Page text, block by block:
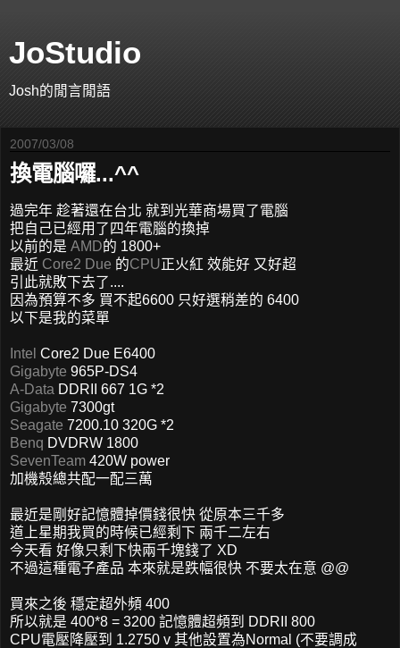
JoStudio
Josh的閒言閒語
2007/03/08
換電腦囉...^^
過完年 趁著還在台北 就到光華商場買了電腦
把自己已經用了四年電腦的換掉
以前的是 AMD的 1800+
最近 Core2 Due 的CPU正火紅 效能好 又好超
引此就敗下去了....
因為預算不多 買不起6600 只好選稍差的 6400
以下是我的菜單
Intel Core2 Due E6400
Gigabyte 965P-DS4
A-Data DDRII 667 1G *2
Gigabyte 7300gt
Seagate 7200.10 320G *2
Benq DVDRW 1800
SevenTeam 420W power
加機殼總共配一配三萬
最近是剛好記憶體掉價錢很快 從原本三千多
道上星期我買的時候已經剩下 兩千二左右
今天看 好像只剩下快兩千塊錢了 XD
不過這種電子產品 本來就是跌幅很快 不要太在意 @@
買來之後 穩定超外頻 400
所以就是 400*8 = 3200 記憶體超頻到 DDRII 800
CPU電壓降壓到 1.2750 v 其他設置為Normal (不要調成